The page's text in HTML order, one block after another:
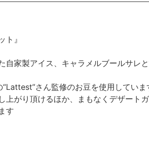
ト』
自家製アイス、キャラメルブールサレ
さん監修のお豆を使用していま
上がり頂けるほか、まもなくデザート
す